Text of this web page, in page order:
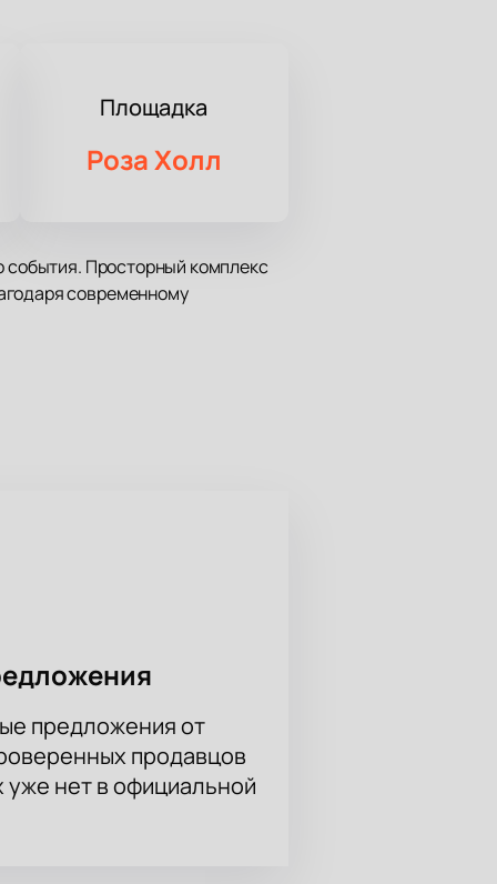
Площадка
Роза Холл
события. Просторный комплекс
современному
На сайте легко подобрать
билет. Также можно
это незабываемое событие!
предложения от
продавцов
нет в официальной